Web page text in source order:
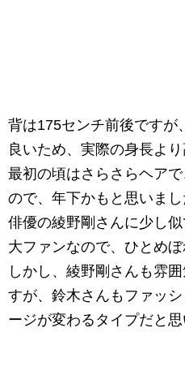
背は175センチ前後ですが
良いため、実際の身長より
最初の頃はさらさらヘア
ので、年下かもと思いまし
俳優の綾野剛さんに少し
大ファンなので、ひとめぼ
しかし、綾野剛さんも雰
すが、鈴木さんもファッ
ージが変わるタイプだと思